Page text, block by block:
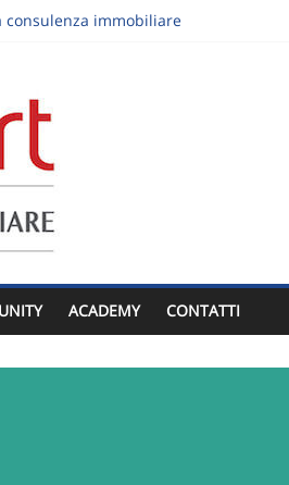
immobiliare
“ci pensiamo” in un prossimo passo
ACADEMY CONTATTI